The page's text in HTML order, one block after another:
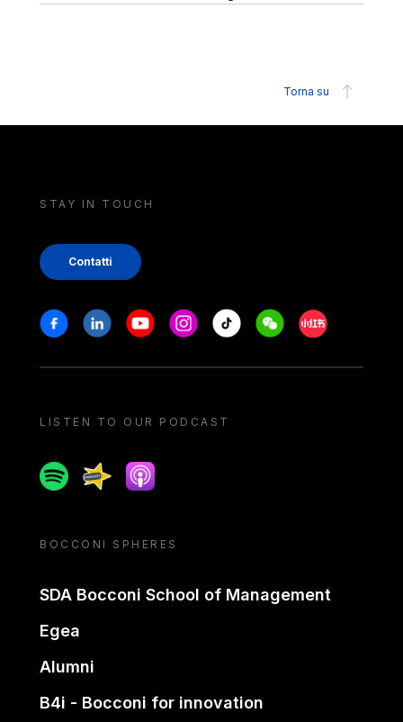
Torna su
STAY IN TOUCH
Contatti
Stay in touch
FacebookLinkedinYoutubeInstagram
Tiktok WeechatXiaohongshu/
LISTEN TO OUR PODCAST
SpotifySpreakerApple podcast
BOCCONI SPHERES
SDA Bocconi School of Management
Egea
Alumni
B4i - Bocconi for innovation